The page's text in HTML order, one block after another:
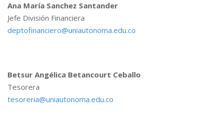
Ana María Sanchez Santander
Jefe División Financiera
deptofinanciero@uniautonoma.edu.co
Betsur Angélica Betancourt Ceballo
Tesorera
tesoreria@uniautonoma.edu.co